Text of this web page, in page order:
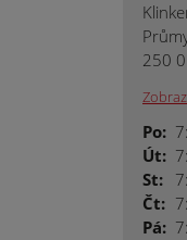
250
Po:
Út:
St:
Čt:
Pá: